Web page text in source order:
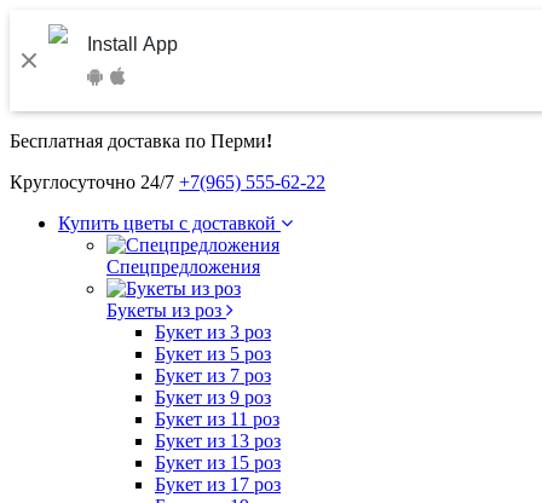
Install App
Бесплатная доставка по Перми!
Круглосуточно 24/7 +7(965) 555-62-22
Купить цветы с доставкой
Спецпредложения
Букеты из роз
Букет из 3 роз
Букет из 5 роз
Букет из 7 роз
Букет из 9 роз
Букет из 11 роз
Букет из 13 роз
Букет из 15 роз
Букет из 17 роз